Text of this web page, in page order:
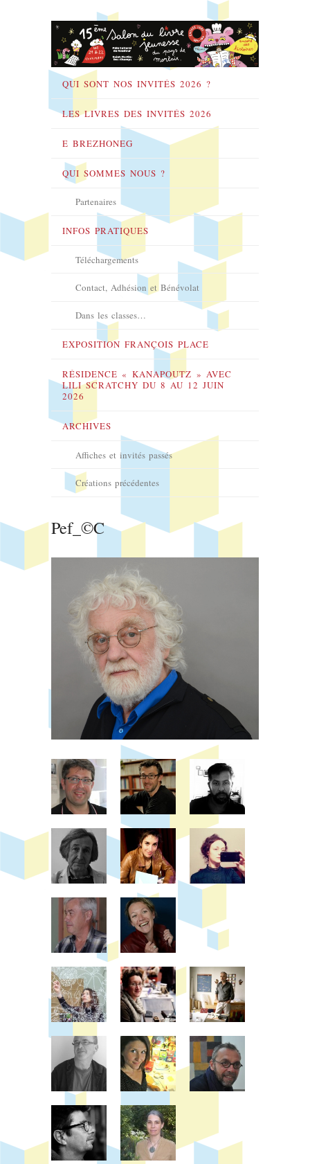
QUI SONT NOS INVITÉS 2026 ?
LES LIVRES DES INVITÉS 2026
E BREZHONEG
QUI SOMMES NOUS ?
Partenaires
INFOS PRATIQUES
Téléchargements
Contact, Adhésion et Bénévolat
Dans les classes…
EXPOSITION FRANÇOIS PLACE
RÉSIDENCE « KANAPOUTZ » AVEC
LILI SCRATCHY DU 8 AU 12 JUIN
2026
ARCHIVES
Affiches et invités passés
Créations précédentes
Pef_©C